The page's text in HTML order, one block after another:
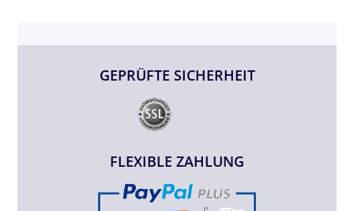
GEPRÜFTE SICHERHEIT
FLEXIBLE ZAHLUNG